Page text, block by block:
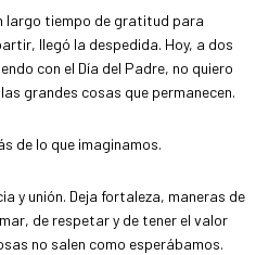
largo tiempo de gratitud para
llegó la despedida. Hoy, a dos
con el Día del Padre, no quiero
grandes cosas que permanecen.
de lo que imaginamos.
y unión. Deja fortaleza, maneras de
de respetar y de tener el valor
no salen como esperábamos.